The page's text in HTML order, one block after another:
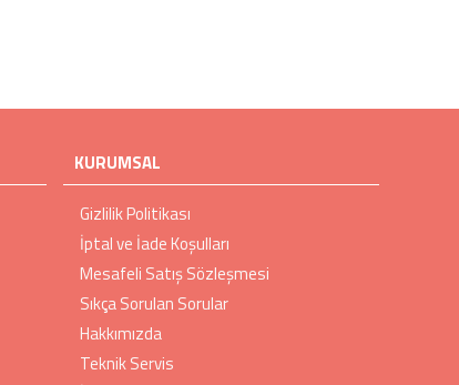
KURUMSAL
Gizlilik Politikası
İptal ve İade Koşulları
Mesafeli Satış Sözleşmesi
Sıkça Sorulan Sorular
Hakkımızda
Teknik Servis